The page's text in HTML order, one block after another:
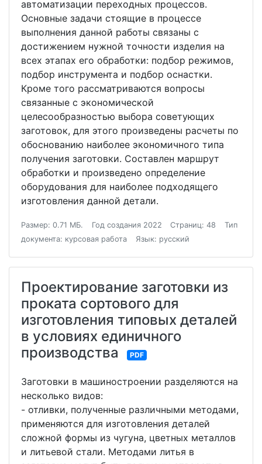
автоматизации переходных процессов.
Основные задачи стоящие в процессе
выполнения данной работы связаны с
достижением нужной точности изделия на
всех этапах его обработки: подбор режимов,
подбор инструмента и подбор оснастки.
Кроме того рассматриваются вопросы
связанные с экономической
целесообразностью выбора советующих
заготовок, для этого произведены расчеты по
обоснованию наиболее экономичного типа
получения заготовки. Составлен маршрут
обработки и произведено определение
оборудования для наиболее подходящего
изготовления данной детали.
Размер: 0.71 МБ. Год создания 2022 Страниц: 48
Тип
документа: курсовая работа
Язык: русский
Проектирование заготовки из
проката сортового для
изготовления типовых деталей
в условиях единичного
производства
PDF
Заготовки в машиностроении разделяются на
несколько видов:
- отливки, полученные различными методами,
применяются для изготовления деталей
сложной формы из чугуна, цветных металлов
и литьевой стали. Методами литья в